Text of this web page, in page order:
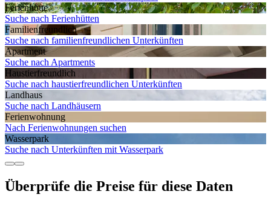
Ferienhütte
Suche nach Ferienhütten
Familien­freundlich
Suche nach familienfreundlichen Unterkünften
Apartment
Suche nach Apartments
Haustier­freundlich
Suche nach haustierfreundlichen Unterkünften
Landhaus
Suche nach Landhäusern
Ferien­wohnung
Nach Ferienwohnungen suchen
Wasserpark
Suche nach Unterkünften mit Wasserpark
Überprüfe die Preise für diese Daten